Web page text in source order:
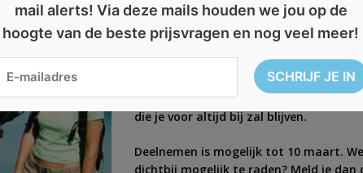
Twijfel je nog waar je aankomend jaar
Heb je weleens aanNoorwegen
naar Noorwegen!
Noorwegen kenmerkt zich door zijn
gletsjers en bergen. Ongetwijfeld de
die je voor altijd bij zal blijven.
Deelnemen is mogelijk tot 10 maart.
dichtbij mogelijk te raden? Meld je
mail alerts! Via deze mails houden we jou op de
hoogte van de beste prijsvragen en nog veel meer!